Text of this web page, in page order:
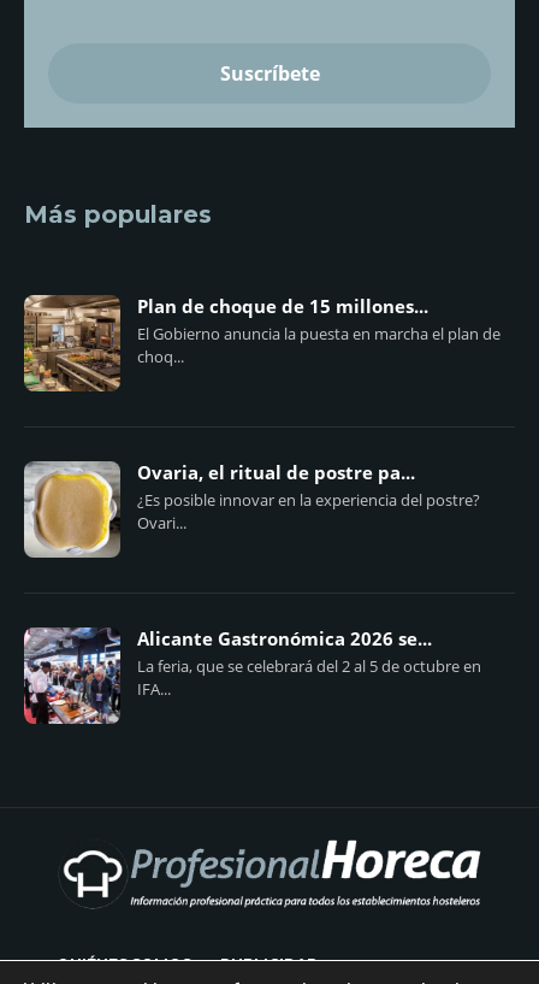
Más populares
Plan de choque de 15 millones...
El Gobierno anuncia la puesta en marcha el plan de
choq...
Ovaria, el ritual de postre pa...
¿Es posible innovar en la experiencia del postre?
Ovari...
Alicante Gastronómica 2026 se...
La feria, que se celebrará del 2 al 5 de octubre en
IFA...
QUIÉNES SOMOS PUBLICIDAD